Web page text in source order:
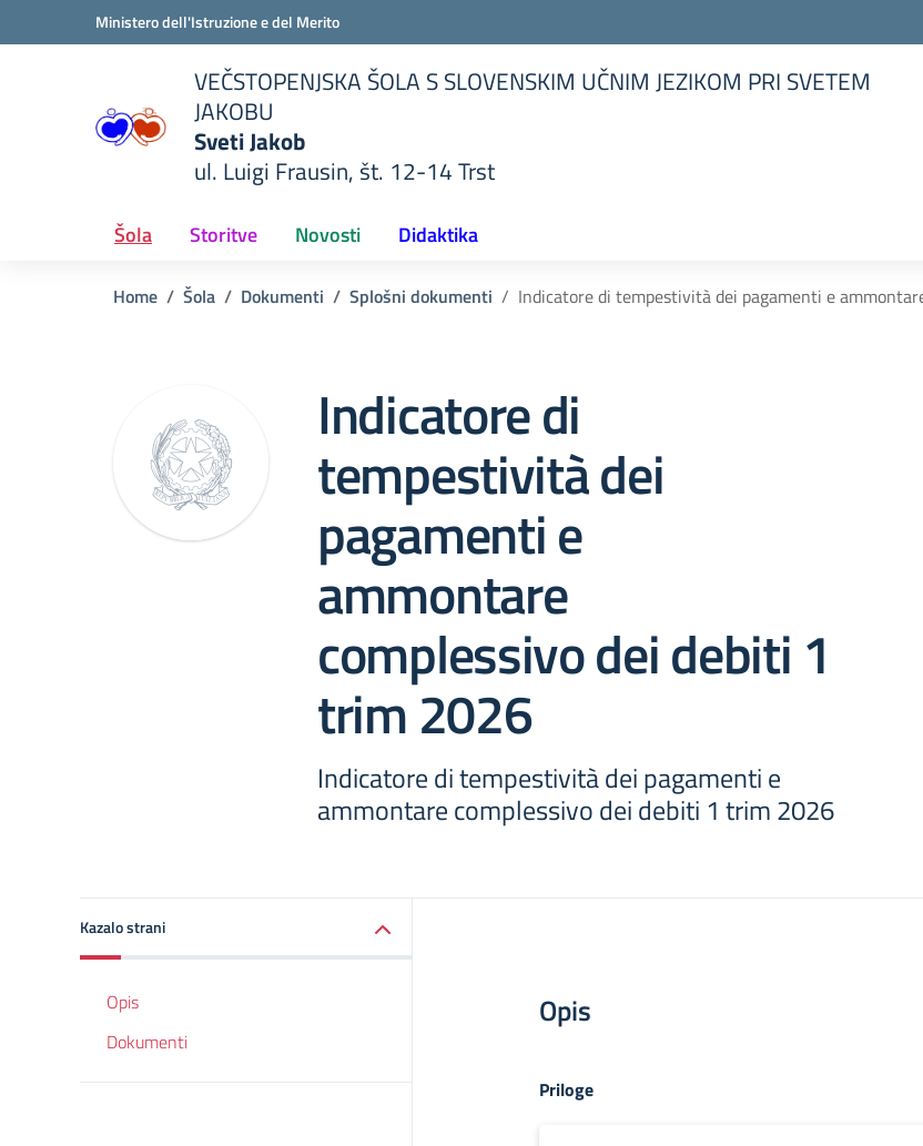
Vai ai contenuti
Vai al menu di navigazioneMinistero dell'Istruzione e del Merito
VEČSTOPENJSKA ŠOLA S SLOVENSKIM UČNIM JEZIKOM PRI SVETEM
JAKOBU
Sveti Jakob
ul. Luigi Frausin, št. 12-14 Trst
Šola Storitve Novosti Didaktika
Home Šola Dokumenti Splošni dokumenti Indicatore di tempestività dei pagamenti e
Indicatore di
tempestività dei
pagamenti e
ammontare
complessivo dei debiti 1
trim 2026
Indicatore di tempestività dei pagamenti e
ammontare complessivo dei debiti 1 trim 2026
Kazalo strani
Opis
Dokumenti
Opis
Priloge